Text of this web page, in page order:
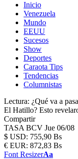
Inicio
Venezuela
Mundo
EEUU
Sucesos
Show
Deportes
Caraota Tips
Tendencias
Columnistas
Lectura: ¿Qué va a
El Hatillo? Esto
Compartir
TASA BCV Jue 06/08
$ USD: 755,90 Bs
€ EUR: 872,83 Bs
Font ResizerAa